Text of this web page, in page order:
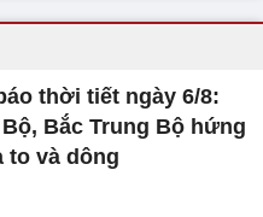
thời tiết ngày 6/8:
Bắc Trung Bộ hứng
to và dông